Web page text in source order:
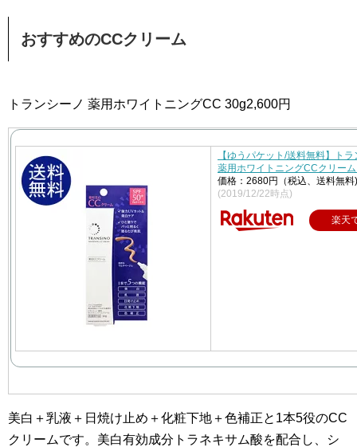
おすすめのCCクリーム
トランシーノ 薬用ホワイトニングCC 30g2,600円
【ゆうパケット/送料無料】ト
薬用ホワイトニングCCクリー
価格：2680円（税込、送料無料)
(2019/12/22時点)
楽天
美白＋乳液＋日焼け止め＋化粧下地＋色補正と1本5役のCC
クリームです。美白有効成分トラネキサム酸を配合し、シ